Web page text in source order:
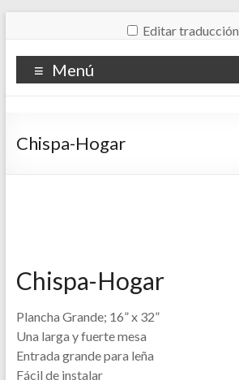
Editar traducción
Menú
Chispa-Hogar
Chispa-Hogar
Plancha Grande; 16” x 32”
Una larga y fuerte mesa
Entrada grande para leña
Fácil de instalar